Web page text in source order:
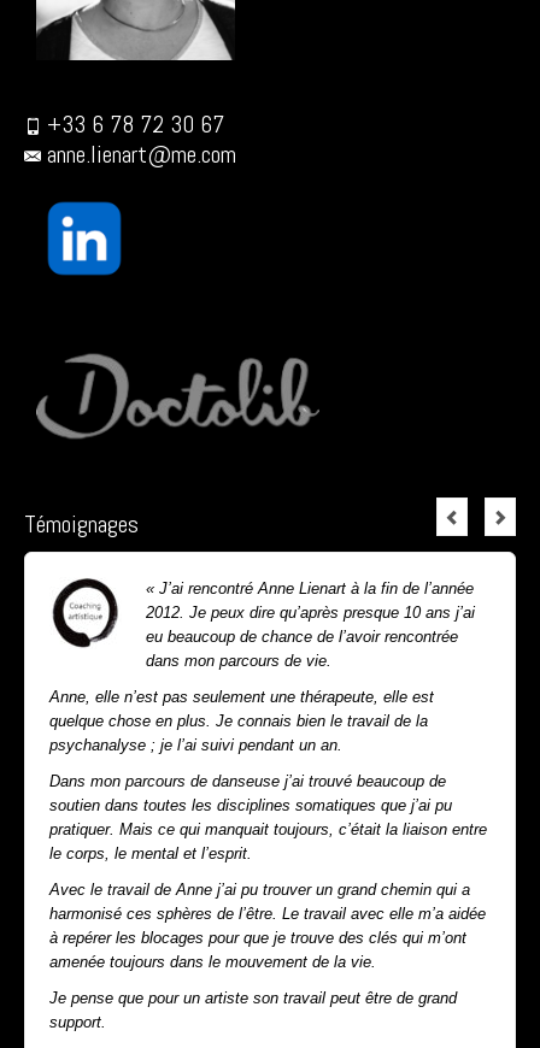
+33 6 78 72 30 67
anne.lienart@me.com
Témoignages
« J’ai rencontré Anne Lienart à la fin de l’année
2012. Je peux dire qu’après presque 10 ans j’ai
eu beaucoup de chance de l’avoir rencontrée
dans mon parcours de vie.
Anne, elle n’est pas seulement une thérapeute, elle est
quelque chose en plus. Je connais bien le travail de la
psychanalyse ; je l’ai suivi pendant un an.
Dans mon parcours de danseuse j’ai trouvé beaucoup de
soutien dans toutes les disciplines somatiques que j’ai pu
pratiquer. Mais ce qui manquait toujours, c’était la liaison entre
le corps, le mental et l’esprit.
Avec le travail de Anne j’ai pu trouver un grand chemin qui a
harmonisé ces sphères de l’être. Le travail avec elle m’a aidée
à repérer les blocages pour que je trouve des clés qui m’ont
amenée toujours dans le mouvement de la vie.
Je pense que pour un artiste son travail peut être de grand
support.